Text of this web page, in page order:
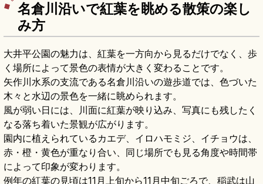
名倉川沿いで紅葉を眺める散策の楽し
み方
大井平公園の魅力は、紅葉を一方向から見るだけでなく、歩
く場所によって景色の表情が大きく変わることです。
矢作川水系の支流である名倉川沿いの遊歩道では、色づいた
木々と水辺の景色を一緒に眺められます。
風が弱い日には、川面に紅葉が映り込み、写真にも残したく
なる落ち着いた景観が広がります。
園内に植えられているカエデ、イロハモミジ、イチョウは、
赤・橙・黄色が重なり合い、同じ場所でも見る角度や時間帯
によって印象が変わります。
例年の紅葉の見頃は11月上旬から11月中旬ごろで、稲武は山